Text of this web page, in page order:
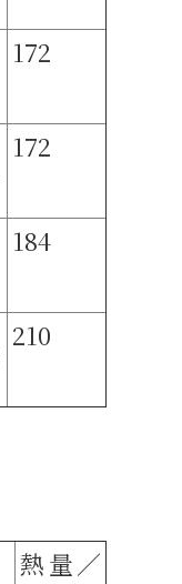
172
172
184
210
熱量／